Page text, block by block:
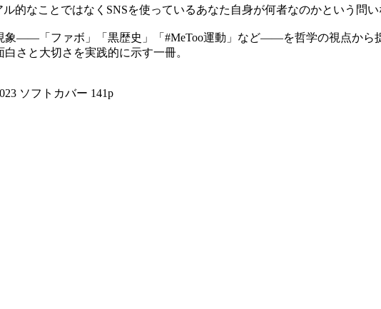
的なことではなくSNSを使っているあなた自身が何者なのかという問い
象――「ファボ」「黒歴史」「#MeToo運動」など――を哲学の視点から
さと大切さを実践的に示す一冊。
ソフトカバー 141p